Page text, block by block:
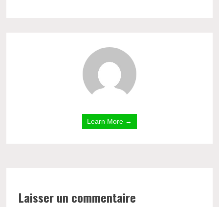
Learn More →
Laisser un commentaire